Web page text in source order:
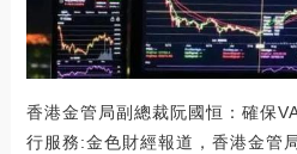
香港金管局副總裁阮國恒：確保
行服務:金色財經報道，香港金管